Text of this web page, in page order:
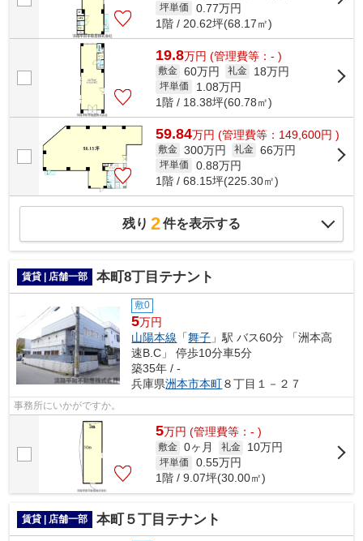
坪単価 0.77万円
1階 / 20.62坪(68.17㎡)
19.8万円 (管理費等：- )
敷金 60万円 礼金 18万円
坪単価 1.08万円
1階 / 18.38坪(60.78㎡)
59.84万円 (管理費等：149,600円 )
敷金 300万円 礼金 66万円
坪単価 0.88万円
1階 / 68.15坪(225.30㎡)
残り 2件を表示する
賃貸 | 店舗一部 本町8丁目テナント
敷0
5万円
山陽本線 「舞子 」駅 バス60分 「洲本高
速B.C」 停歩10分車5分
築35年 / -
兵庫県洲本市本町８丁目１－２７
事務所にいかがですか。
5万円 (管理費等：- )
敷金 0ヶ月 礼金 10万円
坪単価 0.55万円
1階 / 9.07坪(30.00㎡)
賃貸 | 店舗一部 本町５丁目テナント